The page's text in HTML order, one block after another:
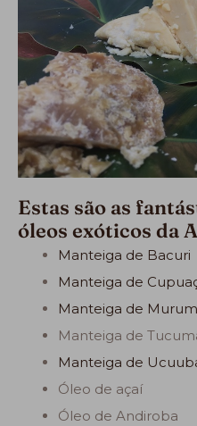
Estas são as
óleos exóticos da
Manteiga de Bacuri
Manteiga de
Manteiga de
Manteiga de
Manteiga de
Óleo de açaí
Óleo de Andiroba